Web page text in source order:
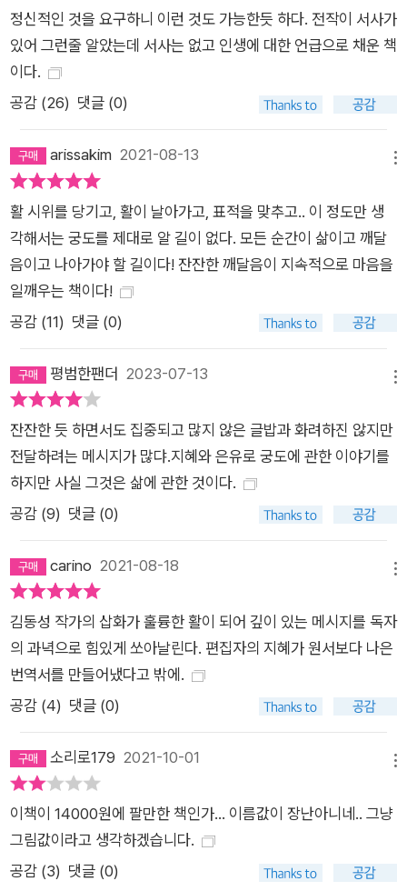
려 아무 말 없이 산을 향해 걸음을 옮긴다. 한 시간 남짓 걸어 낭
떠러지 앞에 도착한 그는 밧줄이 해져 금방이라도 끊어질 듯한 흔
들다리 한가운데로 나아간다. 그는 20미터 거리의 복숭아를 맞
해보라 제안한다. 이방인은 발밑의 까마득한 낭떠러지를 보고 얼
명중시킨 뛰어난 실력을 가진 이였지만, 화살은 복숭아나무에서
멀리 빗나가버리고 만다. “당신은 실력과 기품과 좋은 자세를 모
두 갖췄습니다.” 진이 말했다. “활쏘기 기술에 능통하고 활을 다
룰 줄도 알지만 정신을 다스리는 법은 익히지 못했군요. 모든 상
황이 순조로울 때는 잘 쏘지만 곤란한 상황에서는 표적을 맞히지
못합니다. 궁사가 언제나 전장을 택할 수는 없습니다. 그러니 다
시 수련을 시작해 곤란한 상황에도 대비하십시오. 계속 궁도에 매
진하세요. 그것은 평생에 걸쳐 가야 할 길이니까요. 화살을 정확
하게 잘 쏘는 것과 영혼의 평정을 유지하고 쏘는 것은 매우 다르
다는 점을 기억하십시오.” (23쪽) 진은 대결을 통해 이방인에게
단순한 기술보다 중요한 가르침을 전한다. 이 모든 과정을 지켜보
던 어린 소년은 진에게 궁도를 가르쳐달라 청하며, 명궁이 되어
활을 내려놓고 목수가 된 이유를 묻는다. 다시 목공소로 돌아가는
짧은 시간 동안 진은 소년에게 집중, 자세, 평정심, 유연함, 반복
등 활쏘기의 기본을 가르쳐준다. 프롤로그와 에필로그 장을 제외
하고 동료, 활, 화살, 표적, 자세 등 총 열세 개의 장에 걸친 진의
이야기는 활쏘기 그 이상의 메시지를 담고 있다. 최고의 궁사인
진이 활을 손에서 놓고 목수로 살아가는 이유는 무엇일까. 궁술에
관한 한 스스로 이미 경지에 이르렀다고 생각한 이방인과 진의 결
정적인 차이는 무엇이었을까. “쏘아 보낸 화살은 제각각 다른 모
양으로 날아간다. 천 발의 화살을 쏘면 천 발 모두 다른 궤적을 그
는 독자는 저마다 수많은 깨달음을 얻을 수 있을 것이다.
정신적인 것을 요구하니 이런 것도 가능한듯 하다. 전작이 서사가
있어 그런줄 알았는데 서사는 없고 인생에 대한 언급으로 채운 책
이다.
공감 (26) 댓글 (0)
arissakim 2021-08-13
활 시위를 당기고, 활이 날아가고, 표적을 맞추고.. 이 정도만 생
각해서는 궁도를 제대로 알 길이 없다. 모든 순간이 삶이고 깨달
음이고 나아가야 할 길이다! 잔잔한 깨달음이 지속적으로 마음을
일깨우는 책이다!
공감 (11) 댓글 (0)
평범한팬더 2023-07-13
잔잔한 듯 하면서도 집중되고 많지 않은 글밥과 화려하진 않지만
전달하려는 메시지가 많댜.지혜와 은유로 궁도에 관한 이야기를
하지만 사실 그것은 삶에 관한 것이다.
공감 (9) 댓글 (0)
carino 2021-08-18
김동성 작가의 삽화가 훌륭한 활이 되어 깊이 있는 메시지를 독자
의 과녁으로 힘있게 쏘아날린다. 편집자의 지혜가 원서보다 나은
번역서를 만들어냈다고 밖에.
공감 (4) 댓글 (0)
소리로179 2021-10-01
이책이 14000원에 팔만한 책인가… 이름값이 장난아니네.. 그냥
그림값이라고 생각하겠습니다.
공감 (3) 댓글 (0)